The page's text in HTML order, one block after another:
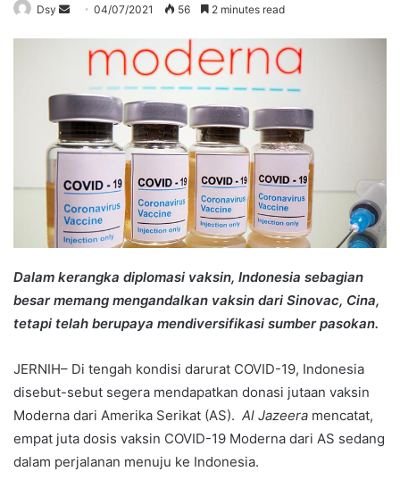
Dsy
Send
email
04/07/2021 56 2 minutes read
Dalam kerangka diplomasi vaksin, Indonesia sebagian
besar memang mengandalkan vaksin dari Sinovac, Cina,
tetapi telah berupaya mendiversifikasi sumber pasokan.
JERNIH– Di tengah kondisi darurat COVID-19, Indonesia
disebut-sebut segera mendapatkan donasi jutaan vaksin
Moderna dari Amerika Serikat (AS). Al Jazeera mencatat,
empat juta dosis vaksin COVID-19 Moderna dari AS sedang
dalam perjalanan menuju ke Indonesia.